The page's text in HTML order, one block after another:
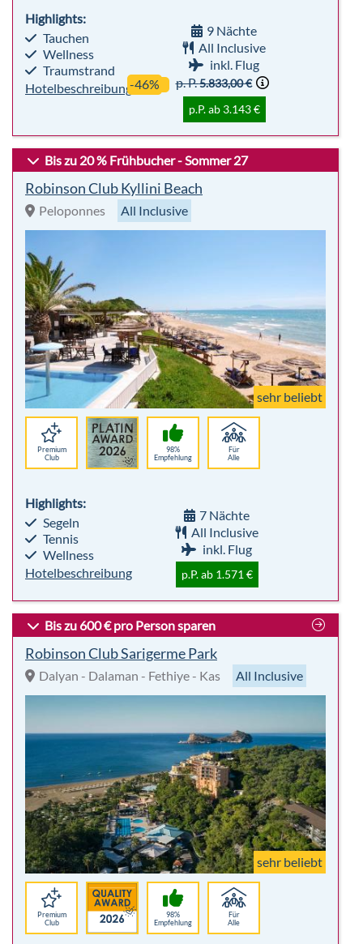
Highlights:
Tauchen
Wellness
Traumstrand
Hotelbeschreibung
9 Nächte
All Inclusive
inkl. Flug
-46%
p. P.5.833,00 €
p.P. ab 3.143 €
Bis zu 20 % Frühbucher - Sommer 27
Robinson Club Kyllini Beach
Peloponnes All Inclusive
sehr beliebt
Premium
Club
98%
Empfehlung
Für
Alle
Highlights:
Segeln
Tennis
Wellness
Hotelbeschreibung
7 Nächte
All Inclusive
inkl. Flug
p.P. ab 1.571 €
Bis zu 600 € pro Person sparen
Robinson Club Sarigerme Park
Dalyan - Dalaman - Fethiye - Kas All Inclusive
sehr beliebt
Premium
Club
98%
Empfehlung
Für
Alle